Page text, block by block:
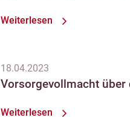
Weiterlesen
18.04.2023
Vorsorgevollmacht über
Weiterlesen